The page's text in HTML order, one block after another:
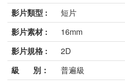
影片類型 :
短片
影片素材 :
16mm
影片規格 :
2D
級 別：
普遍級